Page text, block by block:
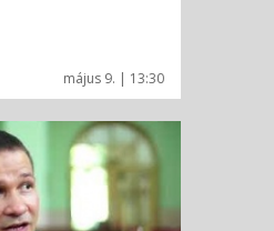
május 9. | 13:30